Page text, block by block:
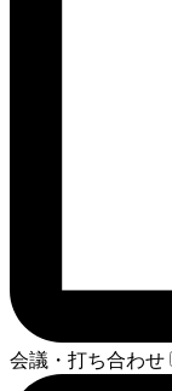
会議・打ち合わせ